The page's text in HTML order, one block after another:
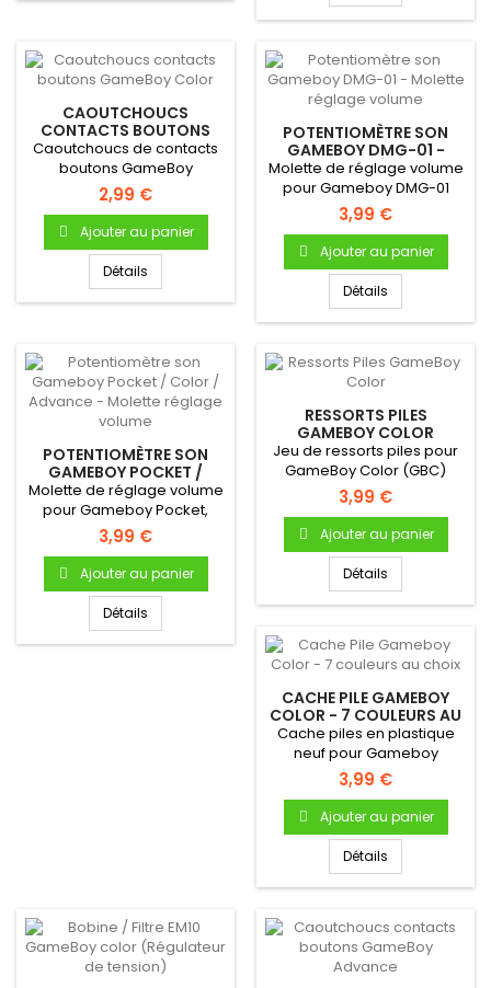
CAOUTCHOUCS
CONTACTS BOUTONS
GAMEBOY COLOR
Caoutchoucs de contacts
boutons GameBoy
ColorPour Gameboy Color
Bouton A...
2,99 €
Ajouter au panier
Détails
POTENTIOMÈTRE SON
GAMEBOY DMG-01 -
MOLETTE RÉGLAGE
VOLUME
Molette de réglage volume
pour Gameboy DMG-01
3,99 €
Ajouter au panier
Détails
POTENTIOMÈTRE SON
GAMEBOY POCKET /
COLOR / ADVANCE -
MOLETTE RÉGLAGE
VOLUME
Molette de réglage volume
pour Gameboy Pocket,
Color ou Advance
3,99 €
Ajouter au panier
Détails
RESSORTS PILES
GAMEBOY COLOR
Jeu de ressorts piles pour
GameBoy Color (GBC)
3,99 €
Ajouter au panier
Détails
CACHE PILE GAMEBOY
COLOR - 7 COULEURS AU
CHOIX
Cache piles en plastique
neuf pour Gameboy
ColorCache pile en
plastique...
3,99 €
Ajouter au panier
Détails